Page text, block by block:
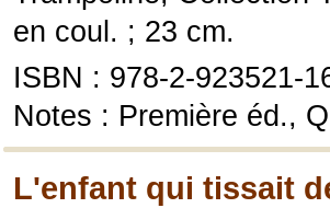
en coul. ; 23 cm.
ISBN : 978-2-923521-
Notes : Première éd.,
L'enfant qui tissait